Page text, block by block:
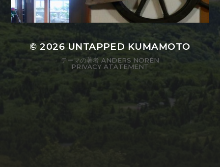
© 2026 UNTAPPED KUMAMOTO
テーマの著者 ANDERS NORÉN
PRIVACY ATATEMENT